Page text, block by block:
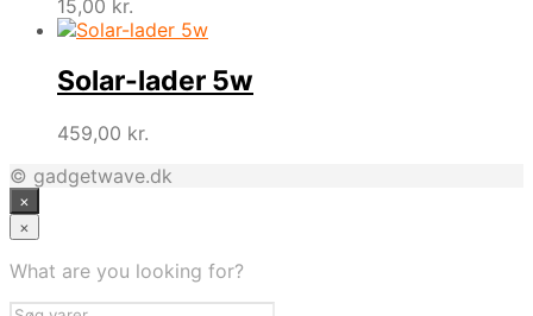
15,00 kr.
Solar-lader 5w
459,00 kr.
© gadgetwave.dk
×
×
What are you looking for?